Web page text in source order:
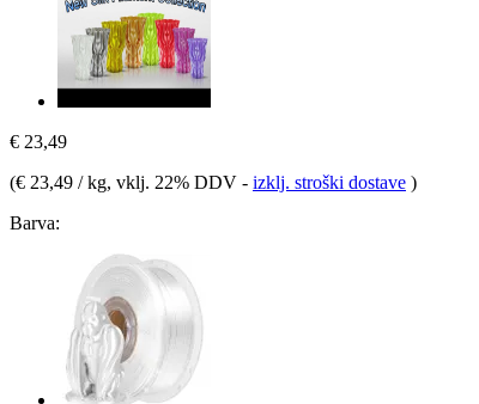
€ 23,49
(€ 23,49 / kg, vklj. 22% DDV - izklj. stroški dostave )
Barva: